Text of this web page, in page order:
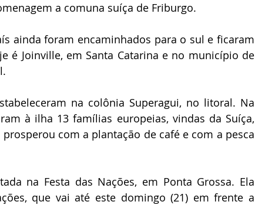
a comuna suíça de Friburgo.
ainda foram encaminhados para o sul e ficaram
é Joinville, em Santa Catarina e no município de
na colônia Superagui, no litoral. Na
à ilha 13 famílias europeias, vindas da Suíça,
com a plantação de café e com a pesca
na Festa das Nações, em Ponta Grossa. Ela
que vai até este domingo (21) em frente a